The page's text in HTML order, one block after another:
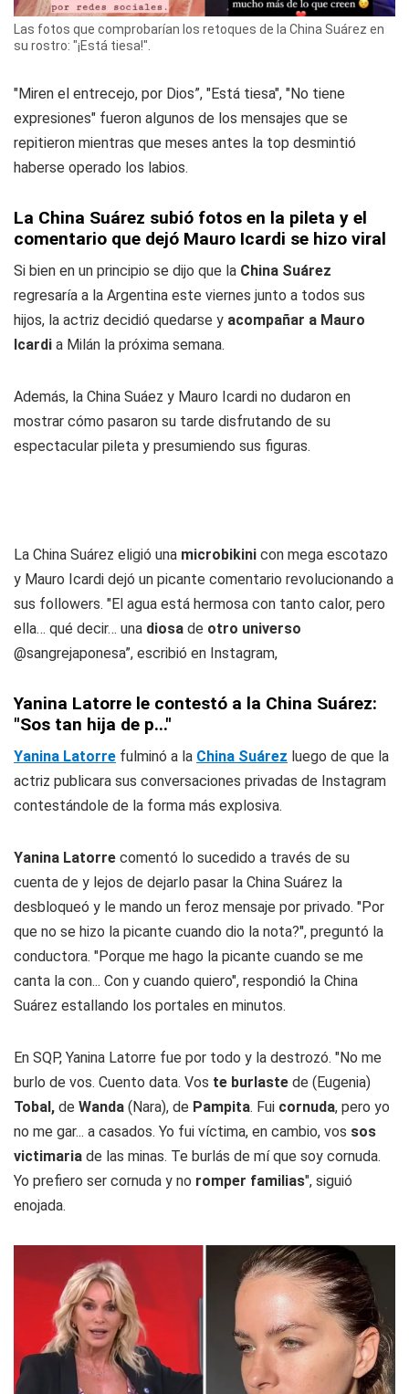
Las fotos que comprobarían los retoques de la China Suárez en
su rostro: "¡Está tiesa!".
"Miren el entrecejo, por Dios”, "Está tiesa", "No tiene
expresiones" fueron algunos de los mensajes que se
repitieron mientras que meses antes la top desmintió
haberse operado los labios.
La China Suárez subió fotos en la pileta y el
comentario que dejó Mauro Icardi se hizo viral
Si bien en un principio se dijo que la China Suárez
regresaría a la Argentina este viernes junto a todos sus
hijos, la actriz decidió quedarse y acompañar a Mauro
Icardi a Milán la próxima semana.
Además, la China Suáez y Mauro Icardi no dudaron en
mostrar cómo pasaron su tarde disfrutando de su
espectacular pileta y presumiendo sus figuras.
La China Suárez eligió una microbikini con mega escotazo
y Mauro Icardi dejó un picante comentario revolucionando a
sus followers. "El agua está hermosa con tanto calor, pero
ella… qué decir… una diosa de otro universo
@sangrejaponesa”, escribió en Instagram,
Yanina Latorre le contestó a la China Suárez:
"Sos tan hija de p..."
Yanina Latorre fulminó a la China Suárez luego de que la
actriz publicara sus conversaciones privadas de Instagram
contestándole de la forma más explosiva.
Yanina Latorre comentó lo sucedido a través de su
cuenta de y lejos de dejarlo pasar la China Suárez la
desbloqueó y le mando un feroz mensaje por privado. "Por
que no se hizo la picante cuando dio la nota?", preguntó la
conductora. "Porque me hago la picante cuando se me
canta la con... Con y cuando quiero", respondió la China
Suárez estallando los portales en minutos.
En SQP, Yanina Latorre fue por todo y la destrozó. "No me
burlo de vos. Cuento data. Vos te burlaste de (Eugenia)
Tobal, de Wanda (Nara), de Pampita. Fui cornuda, pero yo
no me gar... a casados. Yo fui víctima, en cambio, vos sos
victimaria de las minas. Te burlás de mí que soy cornuda.
Yo prefiero ser cornuda y no romper familias", siguió
enojada.